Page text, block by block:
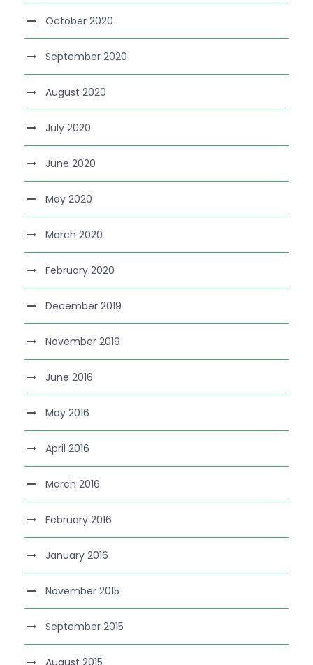
October 2020
September 2020
August 2020
July 2020
June 2020
May 2020
March 2020
February 2020
December 2019
November 2019
June 2016
May 2016
April 2016
March 2016
February 2016
January 2016
November 2015
September 2015
August 2015